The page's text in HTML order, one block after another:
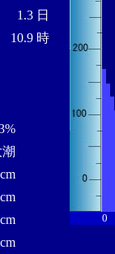
1.3 日
10.9 時
0